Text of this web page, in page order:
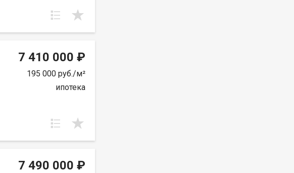
7 410 000 ₽
195 000 руб./м²
ипотека
7 490 000 ₽